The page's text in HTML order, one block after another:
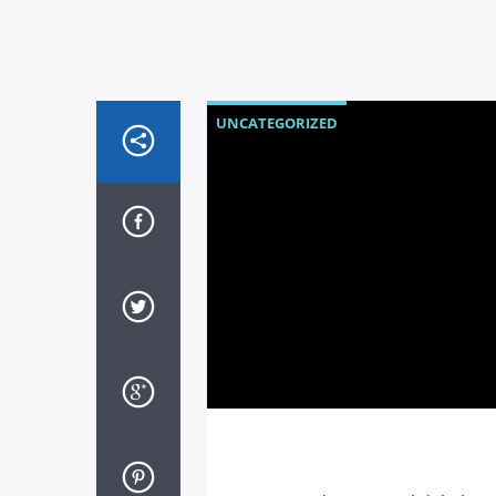
UNCATEGORIZED